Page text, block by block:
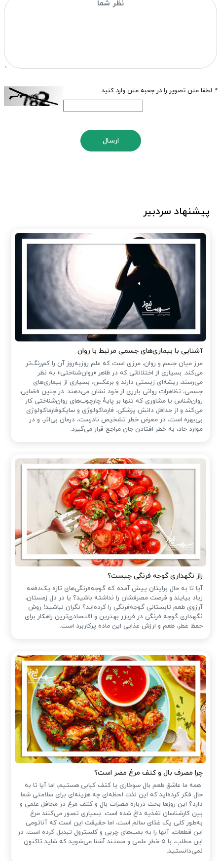
* لطفا متن تصویر را در جعبه متن وارد کنید
ارسال
پیشنهاد سردبیر
آشنایی با بیماری‌های جسمی مرتبط با روان
مرز میان جسم و روان، مرزی است که علم روزبه‌روز آن را کم‌رنگ‌تر
می‌کند. بسیاری از اختلالاتی که در ظاهر «روان‌شناختی» به نظر
می‌رسند، ریشه‌ای زیستی دارند و برعکس، بسیاری از بیماری‌های
جسمی، تظاهرات روانی بارزی از خود نشان می‌دهند. در چنین فضایی،
روان‌شناس یا مشاوری که تنها بر پایهٔ چارچوب‌های روان‌شناختی کار
می‌کند و از حداقل دانش پزشکی، فارماکولوژی و سایکوفارماکولوژی
بی‌بهره است، در معرض خطر تشخیص نادرست، درمان بی‌اثر، و در
موارد حاد، به خطر افتادن جان مراجع قرار می‌گیرد.
راز نگهداری گوجه فرنگی چیست؟
آیا تا به حال برایتان پیش آمده که گوجه‌فرنگی‌های تازه یک‌دفعه
زیاد بیایند و فرصت مصرفشان را نداشته باشید؟ یا در دل زمستان،
آرزوی طعم تابستانی گوجه‌فرنگی را کرده‌اید؟ نگران نباشید! روش
نگهداری گوجه فرنگی در فریزر بهترین و اقتصادی‌ترین راهکار برای
حفظ عطر، طعم و ارزش غذایی این ماده پرکاربرد است.
چرا مصرف بال و کتف مرغ مضر است؟
همه ما عاشق طعم بال سوخاری یا کتف کبابی هستیم، اما آیا تا به
حال فکر کرده‌اید که این لذت لحظه‌ای چه هزینه‌ای برای سلامتی شما
دارد؟ این روزها بحث درباره مضرات بال و کتف مرغ در محافل علمی و
بین کارشناسان تغذیه داغ شده است. بسیاری تصور می‌کنند مرغ
به‌طور کلی یک غذای سالم است، اما حقیقت این است که آناتومی
این قطعات، آنها را به بمب‌های چربی و کلسترول تبدیل کرده است. در
این مطلب، با ۵ خطر علمی و مستند آشنا می‌شوید که شاید تاکنون
نمی‌دانستید.